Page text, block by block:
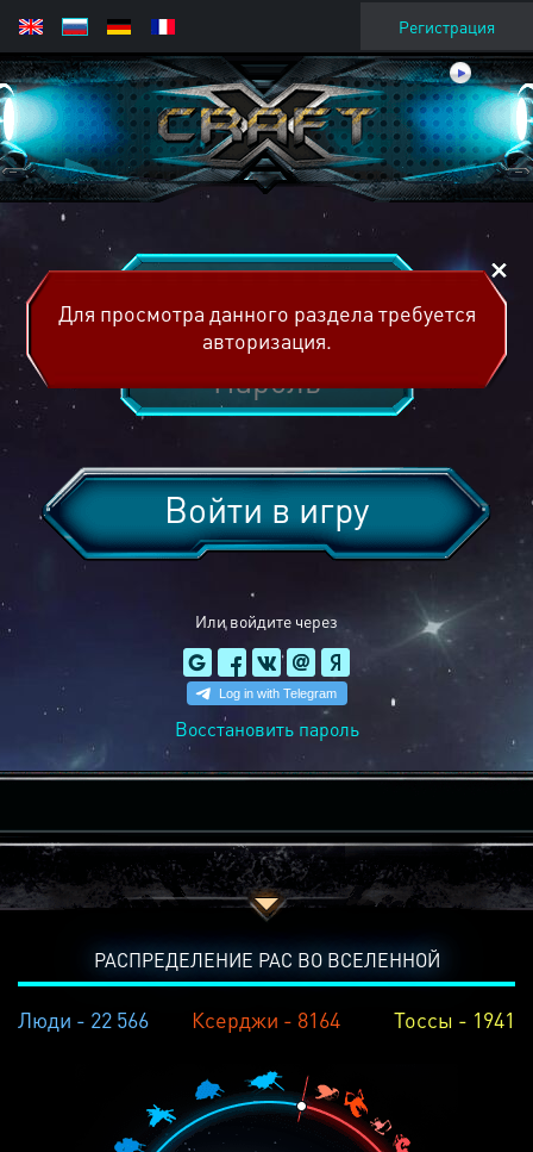
Регистрация
Или войдите через
Войти в игру
Восстановить пароль
Для просмотра данного раздела требуется
авторизация.
РАСПРЕДЕЛЕНИЕ РАС ВО ВСЕЛЕННОЙ
Люди - 22 566 Ксерджи - 8164 Тоссы - 1941